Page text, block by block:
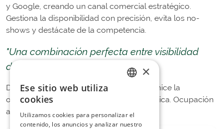
y Google, creando un canal comercial estratégico.
Gestiona la disponibilidad con precisión, evita los no-
shows y destácate de la competencia.
"Una combinación perfecta entre visibilidad
digital y eficiencia operativa"
Deja que Restoo asigne las mesas y optimice la
ocupación de las salas de forma automática. Ocupación
al 100%, siempre.
×
Ese sitio web utiliza
cookies
Utilizamos cookies para personalizar el
contenido, los anuncios y analizar nuestro